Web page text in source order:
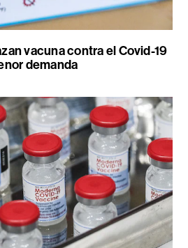
vacuna contra el Covid-19
demanda